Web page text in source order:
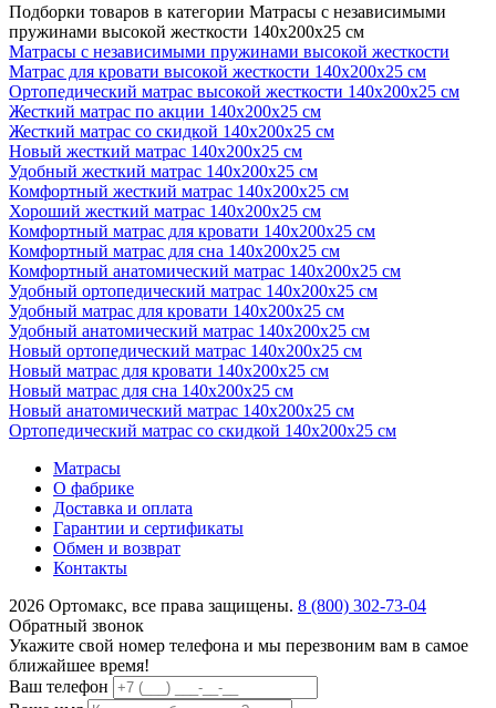
Подборки товаров в категории Матрасы с независимыми
пружинами высокой жесткости 140х200х25 см
Матрасы с независимыми пружинами высокой жесткости
Матрас для кровати высокой жесткости 140х200х25 см
Ортопедический матрас высокой жесткости 140х200х25 см
Жесткий матрас по акции 140х200х25 см
Жесткий матрас со скидкой 140х200х25 см
Новый жесткий матрас 140х200х25 см
Удобный жесткий матрас 140х200х25 см
Комфортный жесткий матрас 140х200х25 см
Хороший жесткий матрас 140х200х25 см
Комфортный матрас для кровати 140х200х25 см
Комфортный матрас для сна 140х200х25 см
Комфортный анатомический матрас 140х200х25 см
Удобный ортопедический матрас 140х200х25 см
Удобный матрас для кровати 140х200х25 см
Удобный анатомический матрас 140х200х25 см
Новый ортопедический матрас 140х200х25 см
Новый матрас для кровати 140х200х25 см
Новый матрас для сна 140х200х25 см
Новый анатомический матрас 140х200х25 см
Ортопедический матрас со скидкой 140х200х25 см
Матрасы
О фабрике
Доставка и оплата
Гарантии и сертификаты
Обмен и возврат
Контакты
2026 Ортомакс, все права защищены. 8 (800) 302-73-04
Обратный звонок
Укажите свой номер телефона и мы перезвоним вам в самое
ближайшее время!
Ваш телефон